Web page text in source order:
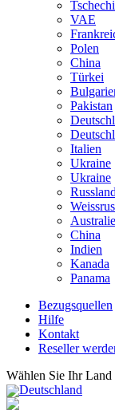
VAE
Polen
China
Türkei
Pakistan
Italien
Ukraine
Ukraine
Russland
China
Indien
Kanada
Panama
Bezugsquellen
Hilfe
Kontakt
Reseller
Wählen Sie Ihr Land
Deutschland